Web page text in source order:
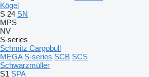
Kögel
S 24 SN
MPS
NV
S-series
Schmitz Cargobull
MEGA S-series SCB SCS
Schwarzmüller
S1 SPA